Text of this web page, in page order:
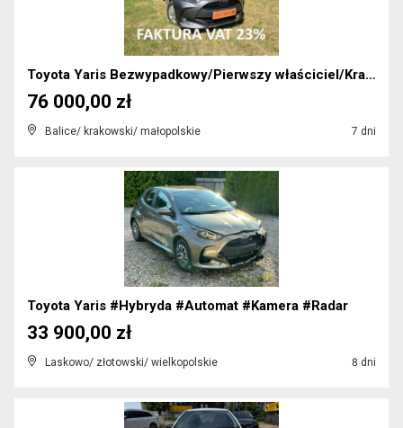
Toyota Yaris Bezwypadkowy/Pierwszy właściciel/Kraj...
Balice/ krakowski/ małopolskie 7 dni
76 000,00 zł
Toyota Yaris #Hybryda #Automat #Kamera #Radar
Laskowo/ złotowski/ wielkopolskie 8 dni
33 900,00 zł